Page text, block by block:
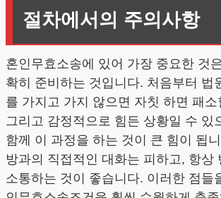
절차에서의 주의사항
혼인무효소송에 있어 가장 중요한 것
확히 준비하는 것입니다. 처음부터 법
를 가지고 가지 않으면 자칫 하면 패
그리고 감정적으로 힘든 상황일 수 있
함께 이 과정을 하는 것이 큰 힘이 됩
방과의 직접적인 대화는 피하고, 항상
소통하는 것이 좋습니다. 이러한 점들